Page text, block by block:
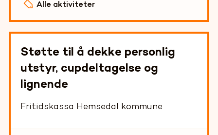
Alle aktiviteter
Støtte til å dekke personlig
utstyr, cupdeltagelse og
lignende
Fritidskassa Hemsedal kommune